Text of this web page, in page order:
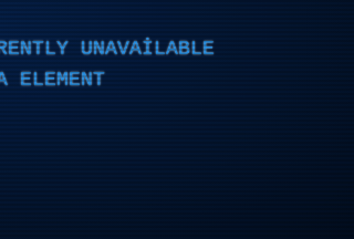
UNAVAILABLE
ELEMENT